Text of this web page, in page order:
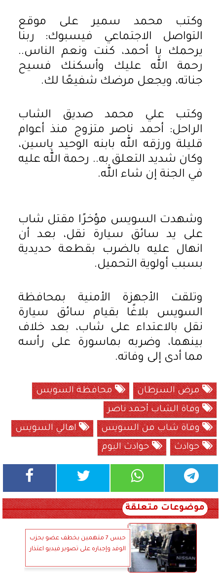
وكتب محمد سمير على موقع
التواصل الاجتماعي فيسبوك: ربنا
يرحمك يا أحمد، كنت ونعم الناس..
رحمة الله عليك وأسكنك فسيح
جناته، ويجعل مرضك شفيعًا لك.
وكتب علي محمد صديق الشاب
الراحل: أحمد ناصر متزوج منذ أعوام
قليلة ورزقه الله بابنه الوحيد ياسين،
وكان شديد التعلق به.. رحمة الله عليه
في الجنة إن شاء الله.
وشهدت السويس مؤخرًا مقتل شاب
على يد سائق سيارة نقل، بعد أن
انهال عليه بالضرب بقطعة حديدية
بسبب أولوية التحميل.
وتلقت الأجهزة الأمنية بمحافظة
السويس بلاغًا بقيام سائق سيارة
نقل بالاعتداء على شاب، بعد خلاف
بينهما، وضربه بماسورة على رأسه
مما أدى إلى وفاته.
مرض السرطان
محافظة السويس
وفاة الشاب أحمد ناصر
وفاة شاب من السويس
اهالي السويس
حوادث
حوادث اليوم
موضوعات متعلقة
حبس 7 متهمين بخطف عضو بحزب
الوفد وإجباره على تصوير فيديو اعتذار